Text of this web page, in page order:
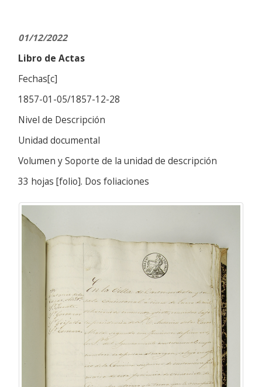
01/12/2022
Libro de Actas
Fechas[c]
1857-01-05/1857-12-28
Nivel de Descripción
Unidad documental
Volumen y Soporte de la unidad de descripción
33 hojas [folio]. Dos foliaciones